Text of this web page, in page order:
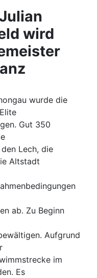
wird
wurde die
Gut 350
Lech, die
Altstadt
ab. Zu Beginn
Aufgrund
im
Es